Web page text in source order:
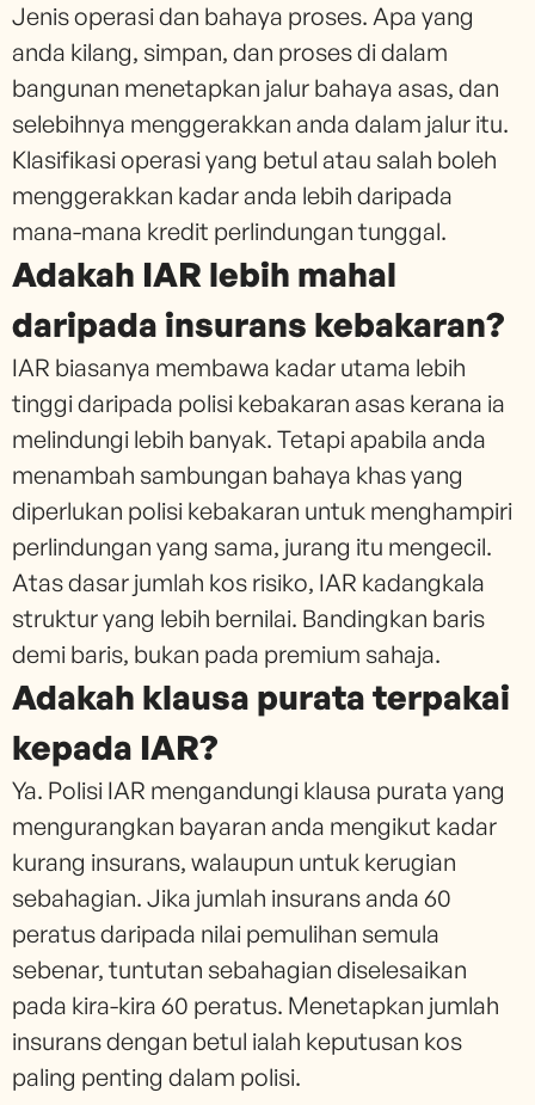
Jenis operasi dan bahaya proses. Apa yang
anda kilang, simpan, dan proses di dalam
bangunan menetapkan jalur bahaya asas, dan
selebihnya menggerakkan anda dalam jalur itu.
Klasifikasi operasi yang betul atau salah boleh
menggerakkan kadar anda lebih daripada
mana-mana kredit perlindungan tunggal.
Adakah IAR lebih mahal
daripada insurans kebakaran?
IAR biasanya membawa kadar utama lebih
tinggi daripada polisi kebakaran asas kerana ia
melindungi lebih banyak. Tetapi apabila anda
menambah sambungan bahaya khas yang
diperlukan polisi kebakaran untuk menghampiri
perlindungan yang sama, jurang itu mengecil.
Atas dasar jumlah kos risiko, IAR kadangkala
struktur yang lebih bernilai. Bandingkan baris
demi baris, bukan pada premium sahaja.
Adakah klausa purata terpakai
kepada IAR?
Ya. Polisi IAR mengandungi klausa purata yang
mengurangkan bayaran anda mengikut kadar
kurang insurans, walaupun untuk kerugian
sebahagian. Jika jumlah insurans anda 60
peratus daripada nilai pemulihan semula
sebenar, tuntutan sebahagian diselesaikan
pada kira-kira 60 peratus. Menetapkan jumlah
insurans dengan betul ialah keputusan kos
paling penting dalam polisi.